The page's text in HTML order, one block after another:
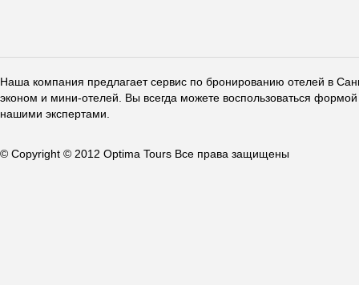
Наша компания предлагает сервис по бронированию отелей в
эконом и мини-отелей. Вы всегда можете воспользоваться
нашими экспертами.
© Copyright © 2012 Optima Tours Все права защищены